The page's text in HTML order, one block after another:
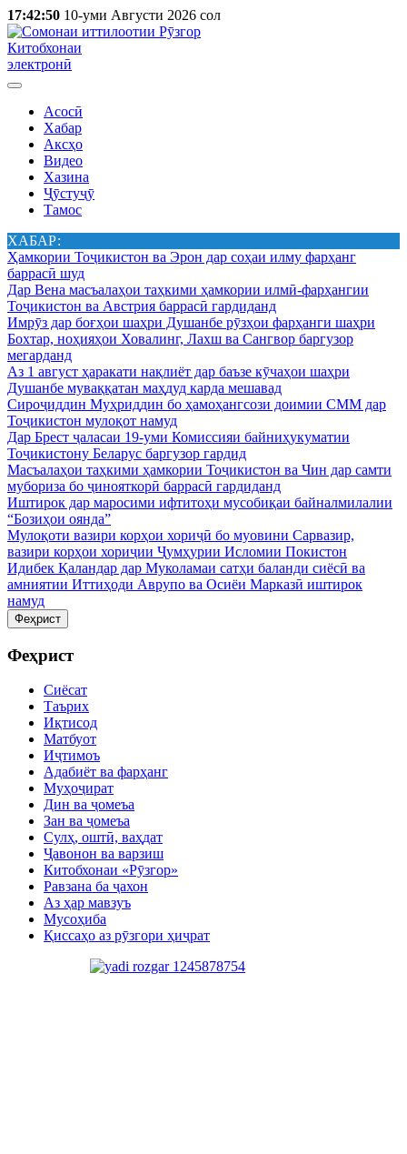
17:42:50 10-уми Августи 2026 сол
Китобхонаи
электронӣ
Асосӣ
Хабар
Аксҳо
Видео
Хазина
Ҷӯстуҷӯ
Тамос
ХАБАР:
Ҳамкории Тоҷикистон ва Эрон дар соҳаи илму фарҳанг
баррасӣ шуд
Дар Вена масъалаҳои таҳкими ҳамкории илмӣ-фарҳангии
Тоҷикистон ва Австрия баррасӣ гардиданд
Имрӯз дар боғҳои шаҳри Душанбе рӯзҳои фарҳанги шаҳри
Бохтар, ноҳияҳои Ховалинг, Лахш ва Сангвор баргузор
мегарданд
Аз 1 август ҳаракати нақлиёт дар баъзе кӯчаҳои шаҳри
Душанбе муваққатан маҳдуд карда мешавад
Сироҷиддин Муҳриддин бо ҳамоҳангсози доимии СММ дар
Тоҷикистон мулоқот намуд
Дар Брест ҷаласаи 19-уми Комиссияи байниҳукуматии
Тоҷикистону Беларус баргузор гардид
Масъалаҳои таҳкими ҳамкории Тоҷикистон ва Чин дар самти
мубориза бо ҷинояткорӣ баррасӣ гардиданд
Иштирок дар маросими ифтитоҳи мусобиқаи байналмилалии
“Бозиҳои оянда”
Мулоқоти вазири корҳои хориҷӣ бо муовини Сарвазир,
вазири корҳои хориҷии Ҷумҳурии Исломии Покистон
Идибек Қаландар дар Муколамаи сатҳи баланди сиёсӣ ва
амниятии Иттиҳоди Аврупо ва Осиёи Марказӣ иштирок
намуд
Феҳрист
Феҳрист
Сиёсат
Таърих
Иқтисод
Матбуот
Иҷтимоъ
Адабиёт ва фарҳанг
Муҳоҷират
Дин ва ҷомеъа
Зан ва ҷомеъа
Сулҳ, оштӣ, ваҳдат
Ҷавонон ва варзиш
Китобхонаи «Рӯзгор»
Равзана ба ҷахон
Аз ҳар мавзуъ
Мусоҳиба
Қиссаҳо аз рӯзгори ҳиҷрат